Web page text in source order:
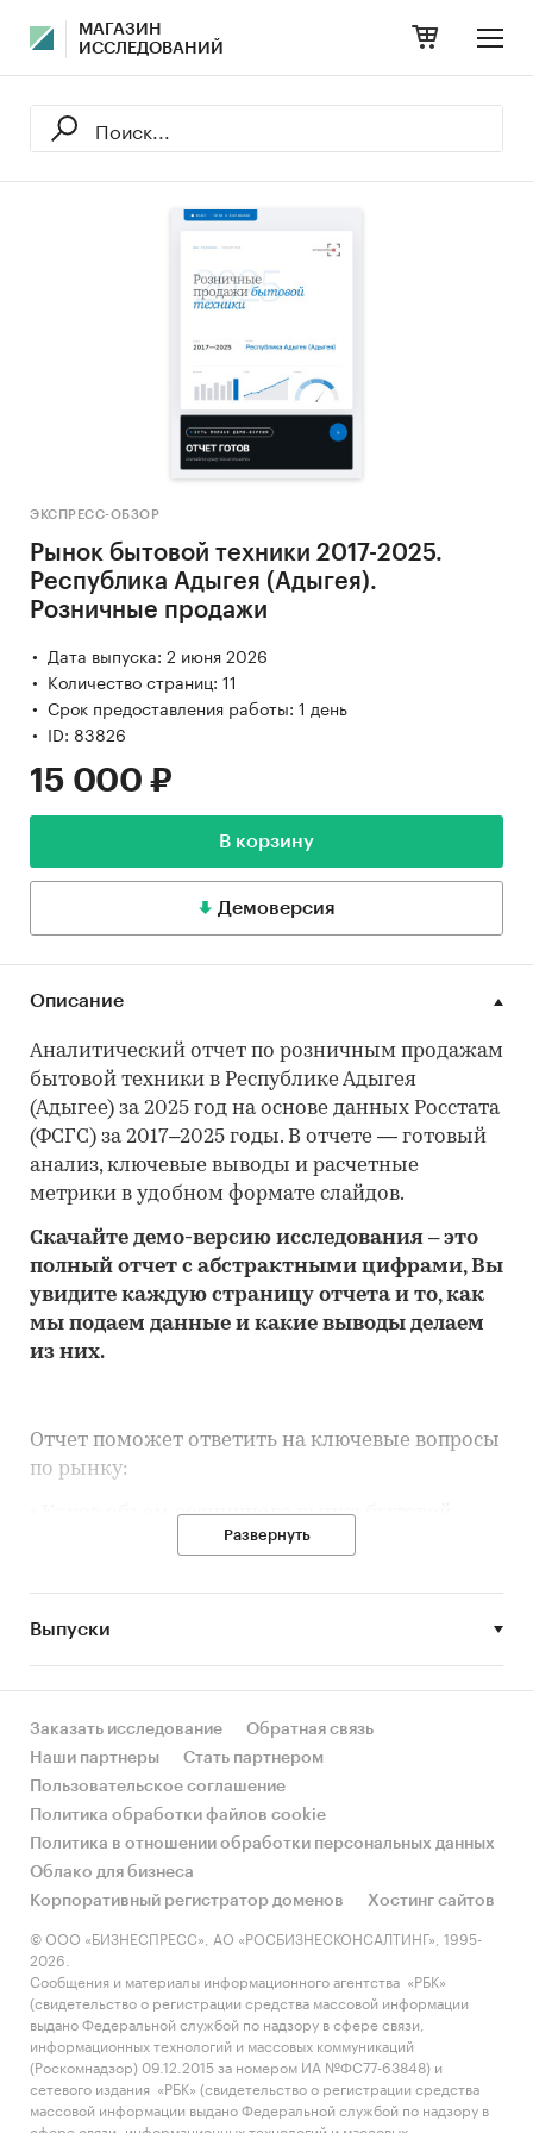
МАГАЗИН
ИССЛЕДОВАНИЙ
ЭКСПРЕСС-ОБЗОР
Рынок бытовой техники 2017-2025.
Республика Адыгея (Адыгея).
Розничные продажи
Дата выпуска: 2 июня 2026
Количество страниц: 11
Срок предоставления работы: 1 день
ID: 83826
15 000 ₽
В корзину
Демоверсия
Описание
Аналитический отчет по розничным продажам
бытовой техники в Республике Адыгея
(Адыгее) за 2025 год на основе данных Росстата
(ФСГС) за 2017–2025 годы. В отчете — готовый
анализ, ключевые выводы и расчетные
метрики в удобном формате слайдов.
Скачайте демо-версию исследования – это
полный отчет с абстрактными цифрами, Вы
увидите каждую страницу отчета и то,как
мы подаем данные и какие выводы делаем
из них.
Отчет поможет ответить на ключевые вопросы
по рынку:
• Каков объем розничного рынка бытовой
техники в Республике Адыгея (Адыгее), много
регионами России?
• Рынок растет или снижается? Если растет, то
за счет реального спроса или за счет
динамикой других регионов?
• Какое место регион занимает в России и в
своем федеральном округе по объему продаж
и по продажам на душу населения?
• К какому сегменту можно отнести рынок по
размеру и темпом роста (малый/крупный, с
опережающей динамикой/с отстающей
динамикой) в стратегической перспективе и в
текущей ситуации? Меняются ли позиции
региона с течением времени?
• Насколько рынок насыщен и какой у региона
потенциал роста, если сравнить его с
регионами со схожими доходами, со схожей
Развернуть
Выпуски
Заказать исследование
Обратная связь
Наши партнеры
Стать партнером
Пользовательское соглашение
Политика обработки файлов cookie
Политика в отношении обработки персональных данных
Облако для бизнеса
Корпоративный регистратор доменов
Хостинг сайтов
© ООО «БИЗНЕСПРЕСС», АО «РОСБИЗНЕСКОНСАЛТИНГ», 1995-
2026.
Сообщения и материалы информационного агентства «РБК»
(свидетельство о регистрации средства массовой информации
выдано Федеральной службой по надзору в сфере связи,
информационных технологий и массовых коммуникаций
(Роскомнадзор) 09.12.2015 за номером ИА №ФС77-63848) и
сетевого издания «РБК» (свидетельство о регистрации средства
массовой информации выдано Федеральной службой по надзору в